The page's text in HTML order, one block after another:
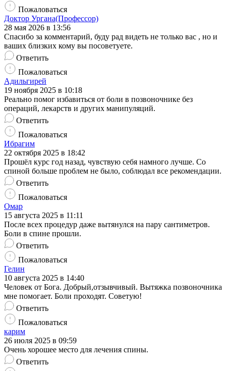
Пожаловаться
Доктор Ургана(Профессор)
28 мая 2026 в 13:56
Спасибо за комментарий, буду рад видеть не только вас , но и
ваших близких кому вы посоветуете.
Ответить
Пожаловаться
Адильгирей
19 ноября 2025 в 10:18
Реально помог избавиться от боли в позвоночнике без
операций, лекарств и других манипуляций.
Ответить
Пожаловаться
Ибрагим
22 октября 2025 в 18:42
Прошёл курс год назад, чувствую себя намного лучше. Со
спиной больше проблем не было, соблюдал все рекомендации.
Ответить
Пожаловаться
Омар
15 августа 2025 в 11:11
После всех процедур даже вытянулся на пару сантиметров.
Боли в спине прошли.
Ответить
Пожаловаться
Гелин
10 августа 2025 в 14:40
Человек от Бога. Добрый,отзывчивый. Вытяжка позвоночника
мне помогает. Боли проходят. Советую!
Ответить
Пожаловаться
карим
26 июля 2025 в 09:59
Очень хорошее место для лечения спины.
Ответить